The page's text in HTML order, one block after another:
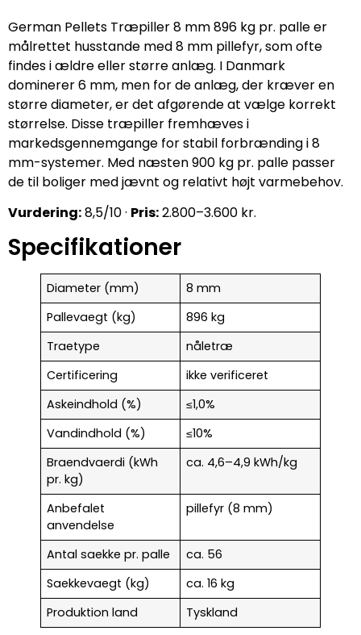
German Pellets Træpiller 8 mm 896 kg pr. palle er
målrettet husstande med 8 mm pillefyr, som ofte
findes i ældre eller større anlæg. I Danmark
dominerer 6 mm, men for de anlæg, der kræver en
større diameter, er det afgørende at vælge korrekt
størrelse. Disse træpiller fremhæves i
markedsgennemgange for stabil forbrænding i 8
mm-systemer. Med næsten 900 kg pr. palle passer
de til boliger med jævnt og relativt højt varmebehov.
Vurdering:8,5/10 · Pris:2.800–3.600 kr.
Specifikationer
Diameter (mm)
8 mm
Pallevaegt (kg)
896 kg
Traetype
nåletræ
Certificering
ikke verificeret
Askeindhold (%)
≤1,0%
Vandindhold (%)
≤10%
Braendvaerdi (kWh
pr. kg)
ca. 4,6–4,9 kWh/kg
Anbefalet
anvendelse
pillefyr (8 mm)
Antal saekke pr. palle
ca. 56
Saekkevaegt (kg)
ca. 16 kg
Produktion land
Tyskland